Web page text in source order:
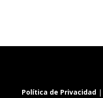
Política de Privacidad|